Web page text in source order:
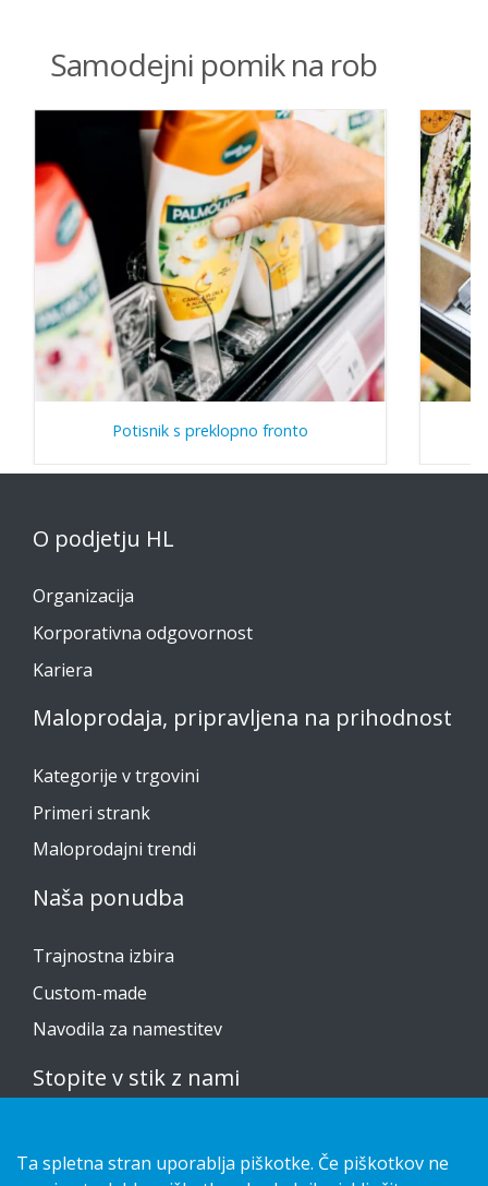
Samodejni pomik na rob
Potisnik s preklopno fronto
O podjetju HL
Organizacija
Korporativna odgovornost
Kariera
Maloprodaja, pripravljena na prihodnost
Kategorije v trgovini
Primeri strank
Maloprodajni trendi
Naša ponudba
Trajnostna izbira
Custom-made
Navodila za namestitev
Stopite v stik z nami
Cookies
Ta spletna stran uporablja piškotke. Če piškotkov ne